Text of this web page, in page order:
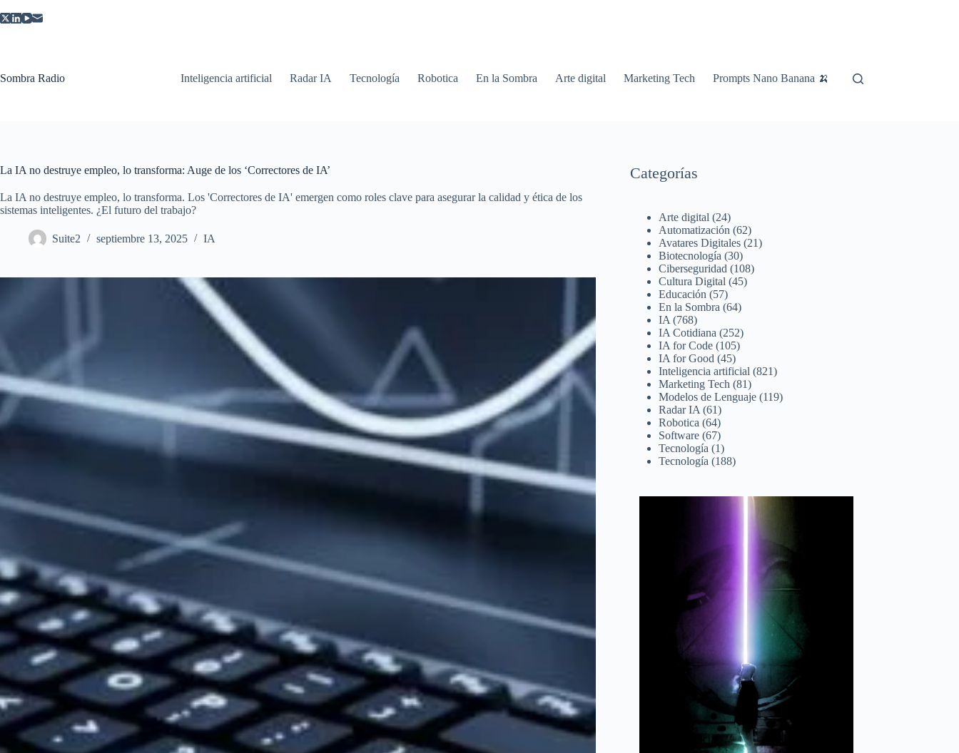
al
Sombra Radio Inteligencia artificial Radar IA Tecnología Robotica En la Sombra Arte digital Marketing Tech Prompts Nano Banana 🍌
La IA no destruye empleo, lo transforma: Auge de los ‘Correctores de IA’
La IA no destruye empleo, lo transforma. Los 'Correctores de IA' emergen como roles clave para asegurar la calidad y ética de los
sistemas inteligentes. ¿El futuro del trabajo?
Suite2 septiembre 13, 2025 IA
Categorías
Arte digital (24)
Automatización (62)
Avatares Digitales (21)
Biotecnología (30)
Ciberseguridad (108)
Cultura Digital (45)
Educación (57)
En la Sombra (64)
IA (768)
IA Cotidiana (252)
IA for Code (105)
IA for Good (45)
Inteligencia artificial (821)
Marketing Tech (81)
Modelos de Lenguaje (119)
Radar IA (61)
Robotica (64)
Software (67)
Tecnología (1)
Tecnología (188)